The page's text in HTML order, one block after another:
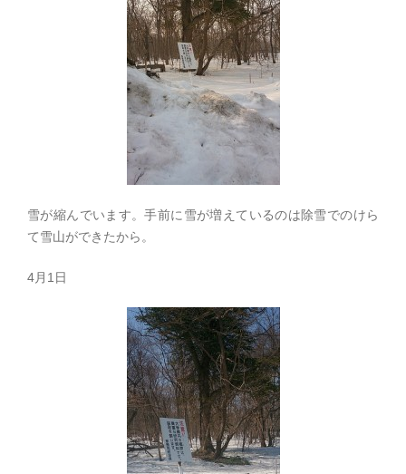
雪が縮んでいます。手前に雪が増えているのは除雪でのけら
て雪山ができたから。
4月1日